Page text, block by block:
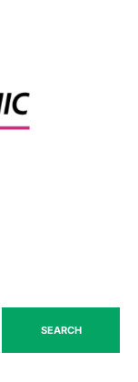
SEARCH